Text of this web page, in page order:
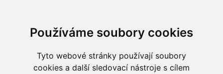
Používáme soubory cookies
Tyto webové stránky používají soubory
cookies a další sledovací nástroje s cílem